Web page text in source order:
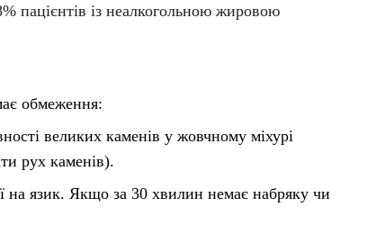
пацієнтів із неалкогольною жировою
обмеження:
великих каменів у жовчному міхурі
рух каменів).
на язик. Якщо за 30 хвилин немає набряку чи